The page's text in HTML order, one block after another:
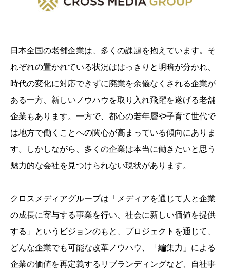
日本全国の老舗企業は、多くの課題を抱えています。そ
れぞれの置かれている状況ははっきりと明暗が分かれ、
時代の変化に対応できずに廃業を余儀なくされる企業が
ある一方、新しいノウハウを取り入れ飛躍を遂げる老舗
企業もあります。一方で、都心の若年層や子育て世代で
は地方で働くことへの関心が高まっている傾向にありま
す。しかしながら、多くの企業は本当に働きたいと思う
魅力的な会社を見つけられない現状があります。
クロスメディアグループは「メディアを通じて人と企業
の成長に寄与する事業を行い、社会に新しい価値を提供
する」というビジョンのもと、プロジェクトを通じて、
どんな企業でも可能な改革ノウハウ、「編集力」による
企業の価値を再定義するリブランディングなど、自社事